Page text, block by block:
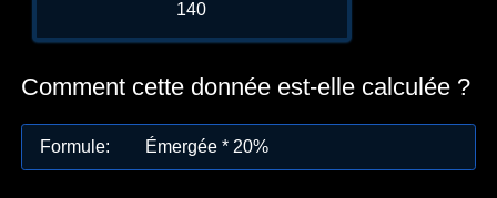
140
Comment cette donnée est-elle calculée ?
Formule: Émergée * 20%